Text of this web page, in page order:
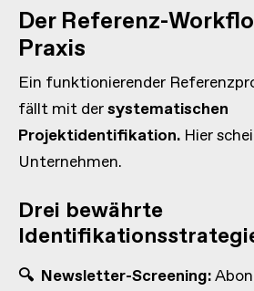
Der Referenz-
Praxis
Ein funktionierender
fällt mit dersystematischen
Projektidentifikation. Hier
Unternehmen.
Drei bewährte
🔍 Newsletter-Screening: